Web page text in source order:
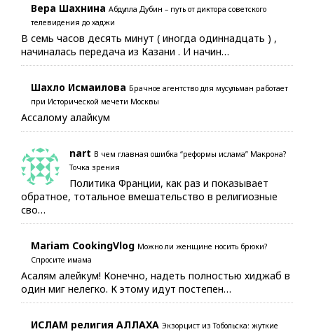
Вера Шахнина Абдулла Дубин – путь от диктора советского
телевидения до хаджи
В семь часов десять минут ( иногда одиннадцать ) ,
начиналась передача из Казани . И начин…
Шахло Исмаилова Брачное агентство для мусульман работает
при Исторической мечети Москвы
Ассалому алайкум
nart В чем главная ошибка “реформы ислама” Макрона?
Точка зрения
Политика Франции, как раз и показывает
обратное, тотальное вмешательство в религиозные
сво…
Mariam CookingVlog Можно ли женщине носить брюки?
Спросите имама
Асалям алейкум! Конечно, надеть полностью хиджаб в
один миг нелегко. К этому идут постепен…
ИСЛАМ религия АЛЛАХА Экзорцист из Тобольска: жуткие